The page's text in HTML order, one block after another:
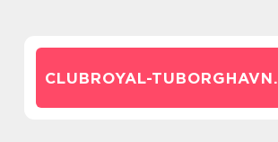
CLUBROYAL-TUBORGHAVN.